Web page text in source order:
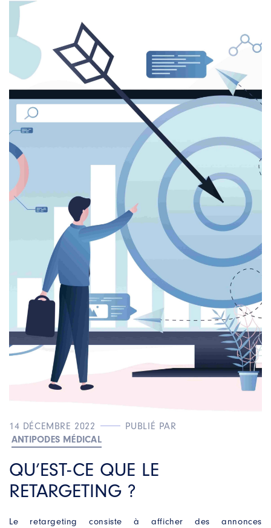
14 DÉCEMBRE 2022
PUBLIÉ PAR
ANTIPODES MÉDICAL
QU’EST-CE QUE LE
RETARGETING ?
Le retargeting consiste à afficher des annonces